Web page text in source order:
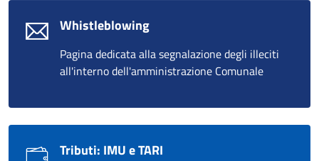
Whistleblowing
Pagina dedicata alla segnalazione degli illeciti
all'interno dell'amministrazione Comunale
Tributi: IMU e TARI